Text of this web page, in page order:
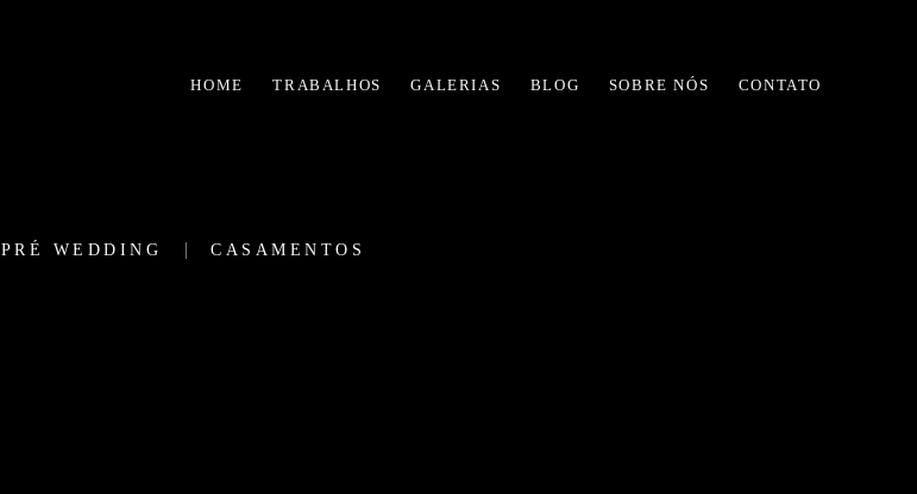
HOME TRABALHOS GALERIAS BLOG SOBRE NÓS CONTATO
PRÉ WEDDING CASAMENTOS